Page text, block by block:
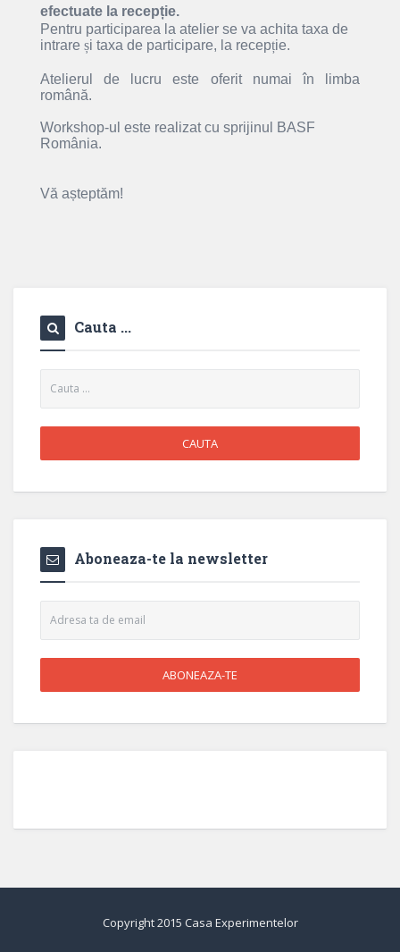
efectuate la recepție.
Pentru participarea la atelier se va achita taxa de
intrare și taxa de participare, la recepție.
Atelierul de lucru este oferit numai în limba
română.
Workshop-ul este realizat cu sprijinul BASF
România.
Vă așteptăm!
Cauta ...
Aboneaza-te la newsletter
Copyright 2015 Casa Experimentelor